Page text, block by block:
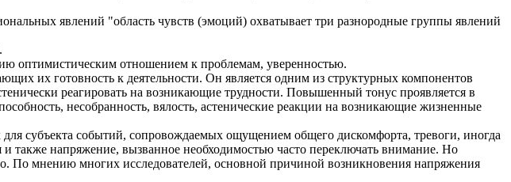
явлений "область чувств (эмоций) охватывает три разнородные группы явлений
оптимистическим отношением к проблемам, уверенностью.
их готовность к деятельности. Он является одним из структурных компонентов
реагировать на возникающие трудности. Повышенный тонус проявляется в
несобранность, вялость, астенические реакции на возникающие жизненные
субъекта событий, сопровождаемых ощущением общего дискомфорта, тревоги, иногда
также напряжение, вызванное необходимостью часто переключать внимание. Но
По мнению многих исследователей, основной причиной возникновения напряжения